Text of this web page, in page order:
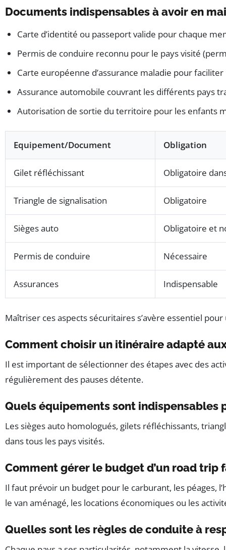
Documents indispensables à avoir en
Carte d’identité ou passeport valide pour chaque
Permis de conduire reconnu pour le pays visité
Carte européenne d’assurance maladie pour faciliter
Assurance automobile couvrant les différents pays
Autorisation de sortie du territoire pour les enfants
Equipement/Document Obligation
Gilet réfléchissant Obligatoire
Triangle de signalisation Obligatoire
Sièges auto Obligatoire et
Permis de conduire Nécessaire
Assurances Indispensable
Maîtriser ces aspects sécuritaires s’avère essentiel
Comment choisir un itinéraire adapté
Il est important de sélectionner des étapes avec des
régulièrement des pauses détente.
Quels équipements sont indispensables
Les sièges auto homologués, gilets réfléchissants,
dans tous les pays visités.
Comment gérer le budget d’un road trip
Il faut prévoir un budget pour le carburant, les péages,
le van aménagé, les locations économiques ou les
Quelles sont les règles de conduite à